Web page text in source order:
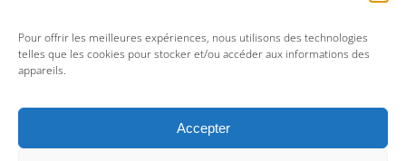
Pour offrir les meilleures expériences, nous utilisons des technologies
telles que les cookies pour stocker et/ou accéder aux informations des
appareils.
Accepter
AM044 Pipe en stéatite – Indiens des grands lacs